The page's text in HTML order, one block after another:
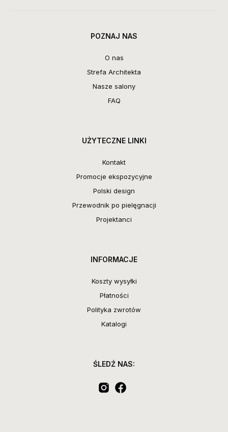
POZNAJ NAS
O nas
Strefa Architekta
Nasze salony
FAQ
UŻYTECZNE LINKI
Kontakt
Promocje ekspozycyjne
Polski design
Przewodnik po pielęgnacji
Projektanci
INFORMACJE
Koszty wysyłki
Płatności
Polityka zwrotów
Katalogi
ŚLEDŹ NAS: